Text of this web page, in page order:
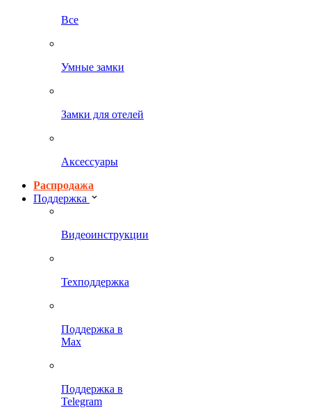
Все
Умные замки
Замки для отелей
Аксессуары
Распродажа
Поддержка
Видеоинструкции
Техподдержка
Поддержка в
Max
Поддержка в
Telegram